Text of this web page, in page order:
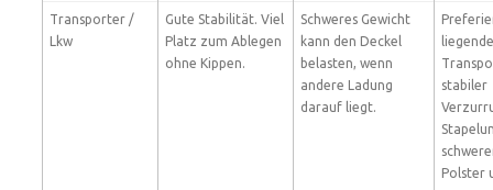
Transporter /
Lkw
Gute Stabilität. Viel
Platz zum Ablegen
ohne Kippen.
Schweres Gewicht
kann den Deckel
belasten, wenn
andere Ladung
darauf liegt.
stabiler
Polster